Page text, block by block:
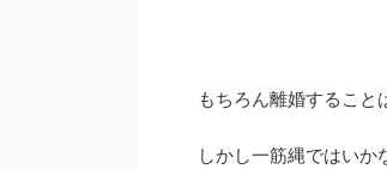
もちろん離婚すること
しかし一筋縄ではいか